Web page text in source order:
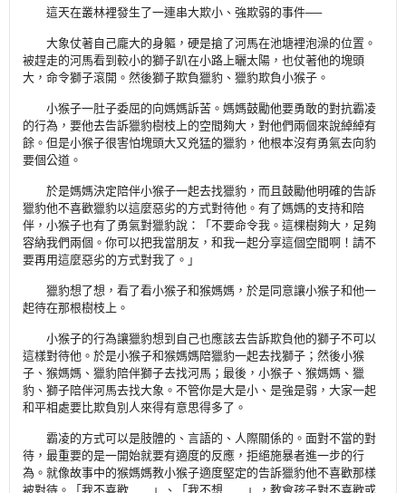
這天在叢林裡發生了一連串大欺小、強欺弱的事件──
大象仗著自己龐大的身軀，硬是搶了河馬在池塘裡泡澡的位置。
被趕走的河馬看到較小的獅子趴在小路上曬太陽，也仗著他的塊頭
大，命令獅子滾開。然後獅子欺負獵豹、獵豹欺負小猴子。
小猴子一肚子委屈的向媽媽訴苦。媽媽鼓勵他要勇敢的對抗霸凌
的行為，要他去告訴獵豹樹枝上的空間夠大，對他們兩個來說綽綽有
餘。但是小猴子很害怕塊頭大又兇猛的獵豹，他根本沒有勇氣去向豹
要個公道。
於是媽媽決定陪伴小猴子一起去找獵豹，而且鼓勵他明確的告訴
獵豹他不喜歡獵豹以這麼惡劣的方式對待他。有了媽媽的支持和陪
伴，小猴子也有了勇氣對獵豹說：「不要命令我。這棵樹夠大，足夠
容納我們兩個。你可以把我當朋友，和我一起分享這個空間啊！請不
要再用這麼惡劣的方式對我了。」
獵豹想了想，看了看小猴子和猴媽媽，於是同意讓小猴子和他一
起待在那根樹枝上。
小猴子的行為讓獵豹想到自己也應該去告訴欺負他的獅子不可以
這樣對待他。於是小猴子和猴媽媽陪獵豹一起去找獅子；然後小猴
子、猴媽媽、獵豹陪伴獅子去找河馬；最後，小猴子、猴媽媽、獵
豹、獅子陪伴河馬去找大象。不管你是大是小、是強是弱，大家一起
和平相處要比欺負別人來得有意思得多了。
霸凌的方式可以是肢體的、言語的、人際關係的。面對不當的對
待，最重要的是一開始就要有適度的反應，拒絕施暴者進一步的行
為。就像故事中的猴媽媽教小猴子適度堅定的告訴獵豹他不喜歡那樣
被對待。「我不喜歡……」、「我不想……」，教會孩子對不喜歡或